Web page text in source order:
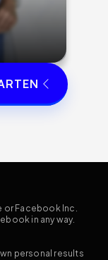
or Facebook Inc.
in any way.
personal results